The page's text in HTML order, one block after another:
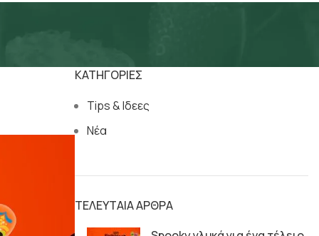
ΚΑΤΗΓΟΡΙΕΣ
Tips & Ιδεες
Νέα
ΤΕΛΕΥΤΑΙΑ ΑΡΘΡΑ